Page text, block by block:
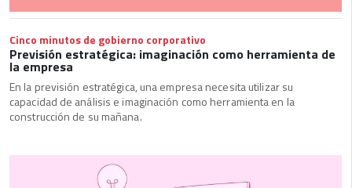
Cinco minutos de gobierno corporativo
Previsión estratégica: imaginación como herramienta de
la empresa
En la previsión estratégica, una empresa necesita utilizar su
capacidad de análisis e imaginación como herramienta en la
construcción de su mañana.